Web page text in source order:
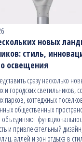
новых
стиль,
освещения
сразу несколько
городских светильников,
парков, коттеджных
общественных
объединяют
и привлекательный
аллей и зон отдыха в